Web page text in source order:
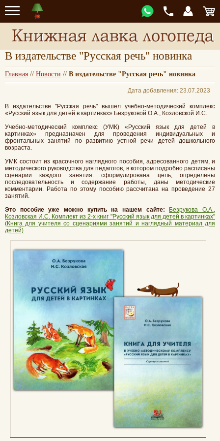
В издательстве "Русская речь" новинка
Главная // Новости // В издательстве "Русская речь" новинка
Дата добавления: 23.07.2023
В издательстве "Русская речь" вышел учебно-методический комплекс
«Русский язык для детей в картинках» Безруковой О.А., Козловской И.С.
Учебно-методический комплекс (УМК) «Русский язык для детей в
картинках» предназначен для проведения индивидуальных и
фронтальных занятий по развитию устной речи детей дошкольного
возраста.
УМК состоит из красочного наглядного пособия, адресованного детям, и
методического руководства для педагогов, в котором подробно расписаны
сценарии каждого занятия: сформулирована цель, определены
последовательность и содержание работы, даны методические
комментарии. Работа по этому пособию рассчитана на проведение 27
занятий.
Это пособие уже можно купить на нашем сайте:
Безрукова О.А.,
Козловская И.С. Комплект из 2-х книг "Русский язык для детей в картинках"
(Книга для учителя со сценариями занятий и наглядный материал для
детей)